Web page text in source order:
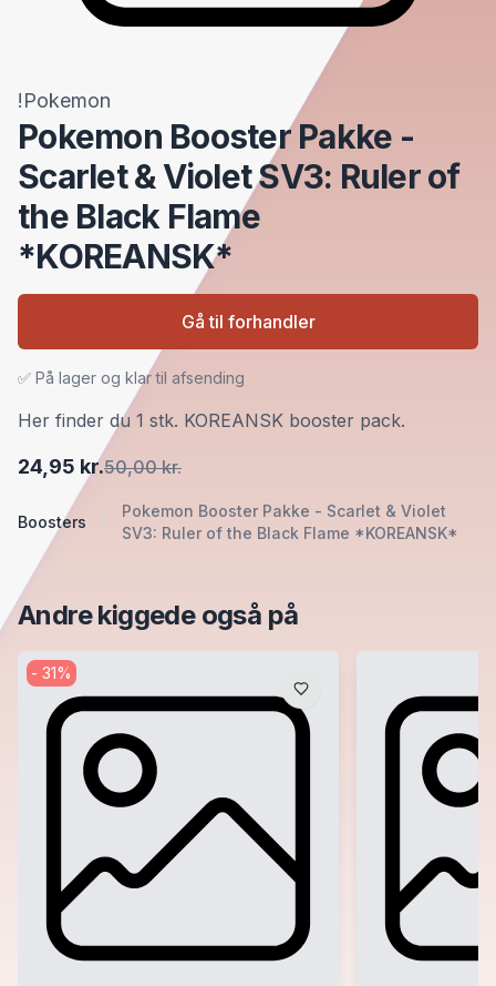
!Pokemon
Pokemon Booster Pakke -
Scarlet & Violet SV3: Ruler of
the Black Flame
*KOREANSK*
Boosters
Pokemon Booster Pakke - Scarlet & Violet
SV3: Ruler of the Black Flame *KOREANSK*
24,95 kr.50,00 kr.
Her finder du 1 stk. KOREANSK booster pack.
✅ På lager og klar til afsending
Gå til forhandler
Andre kiggede også på
- 31%